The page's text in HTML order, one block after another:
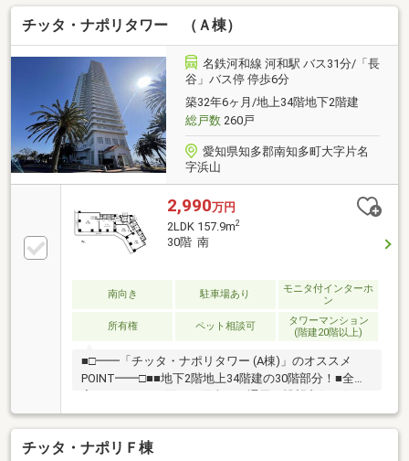
さき小学校■南知多中学校■スーパーおおいわ：車約18
分（約7100ｍ）■ココカラファイン 南知多店：徒歩約
4分（約300ｍ）些細なことでも、ハウスドゥ 緑区徳重
まで、お気軽にお問合せ下さい♪
チッタ・ナポリタワー （Ａ棟）
名鉄河和線 河和駅 バス31分/「長
谷」バス停 停歩6分
築32年6ヶ月/地上34階地下2階建
総戸数260戸
愛知県知多郡南知多町大字片名
字浜山
2,990万円
2LDK 157.9m2
30階 南
南向き 駐車場あり
モニタ付インターホ
ン
所有権 ペット相談可
タワーマンション
(階建20階以上)
■□━━「チッタ・ナポリタワー (A棟)」のオススメ
POINT━━□■■地下2階地上34階建の30階部分！■全居
室バルコニーに面した陽当り・通風・眺望良好な住ま
い。■ゆとりある約24.7帖のLDKは2面採光◎■ご家族や
ゲストと会話を楽しみながら調理できる、対面式キッ
チンが採用されています。■LDKに海を眺めながら作業
チッタ・ナポリＦ棟